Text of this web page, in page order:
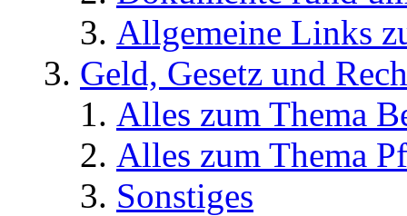
Allgemeine Links
Geld, Gesetz und
Alles zum Thema
Alles zum Thema
Sonstiges